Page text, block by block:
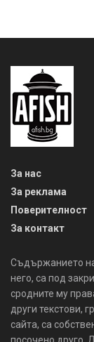
За нас
За реклама
Поверителност
За контакт
Съдържанието на
него, са под
сродните му
други текстови,
сайта, са
посочено друго.